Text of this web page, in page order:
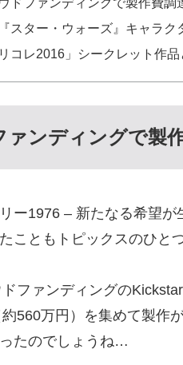
スター・ウォーズ』キャラ
リコレ2016」シークレット作
ァンディングで製
ー1976 – 新たなる希望が
こともトピックスのひと
ファンディングの
560万円）を集めて製作
ったのでしょうね…